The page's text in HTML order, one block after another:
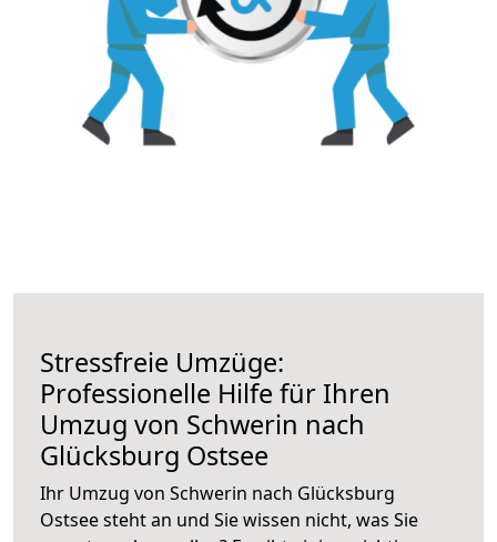
Stressfreie Umzüge:
Professionelle Hilfe für Ihren
Umzug von Schwerin nach
Glücksburg Ostsee
Ihr Umzug von Schwerin nach Glücksburg
Ostsee steht an und Sie wissen nicht, was Sie